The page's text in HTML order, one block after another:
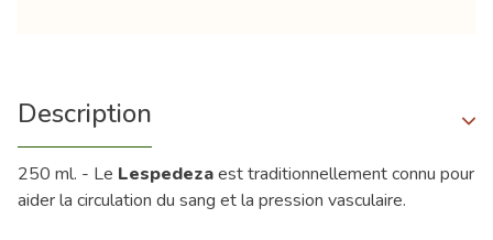
Description
250 ml. - Le Lespedezaest traditionnellement connu pour
aider la circulation du sang et la pression vasculaire.